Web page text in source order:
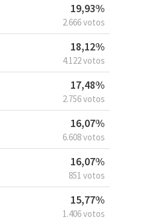
19,93%
2.666 votos
18,12%
4.122 votos
17,48%
2.756 votos
16,07%
6.608 votos
16,07%
851 votos
15,77%
1.406 votos